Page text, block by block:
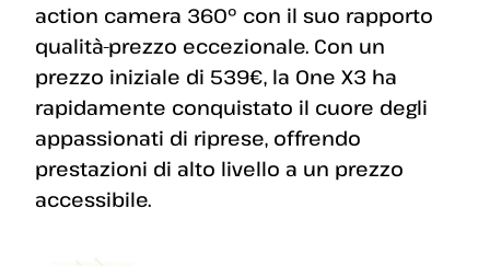
action camera 360º con il suo rapporto
qualità-prezzo eccezionale. Con un
prezzo iniziale di 539€, la One X3 ha
rapidamente conquistato il cuore degli
appassionati di riprese, offrendo
prestazioni di alto livello a un prezzo
accessibile.